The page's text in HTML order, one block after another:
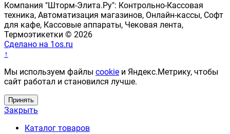
Компания "Шторм-Элита.Ру": Контрольно-Кассовая
техника, Автоматизация магазинов, Онлайн-кассы, Софт
для кафе, Кассовые аппараты, Чековая лента,
Термоэтикетки © 2026
Сделано на 1os.ru
↑
Мы используем файлы cookie и Яндекс.Метрику, чтобы
сайт работал и становился лучше.
Принять
Закрыть
Каталог товаров